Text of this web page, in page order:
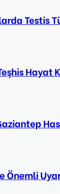
Testis
Hayat
Önemli